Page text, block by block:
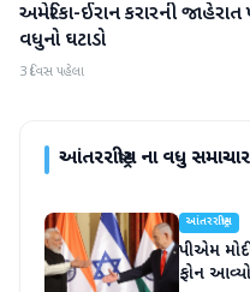
આંતરરાષ્ટ્રીય
અમેરિકા-ઈરાન કરારની
વધુનો ઘટાડો
3 દિવસ પહેલા
આંતરરાષ્ટ્રીયના વધુ સમાચાર
આંતરરાષ્ટ્રીય
પીએમ
ફોન આવ્યો